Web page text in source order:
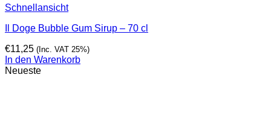
Schnellansicht
Il Doge Bubble Gum Sirup – 70 cl
€11,25 (Inc. VAT 25%)
In den Warenkorb
Neueste